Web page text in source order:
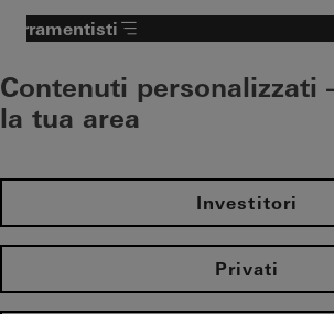
Serramentisti
Contenuti personalizzati
la tua area
Investitori
Privati